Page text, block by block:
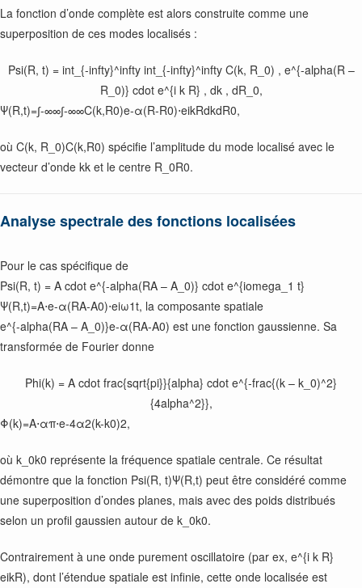
La fonction d’onde complète est alors construite comme une
superposition de ces modes localisés :
Psi(R, t) = int_{-infty}^infty int_{-infty}^infty C(k, R_0) , e^{-alpha(R –
R_0)} cdot e^{i k R} , dk , dR_0,
Ψ(R,t)=∫-∞∞∫-∞∞C(k,R0)e-α(R-R0)⋅eikRdkdR0,
où C(k, R_0)C(k,R0) spécifie l’amplitude du mode localisé avec le
vecteur d’onde kk et le centre R_0R0.
Analyse spectrale des fonctions localisées
Pour le cas spécifique de
Psi(R, t) = A cdot e^{-alpha(RA – A_0)} cdot e^{iomega_1 t}
Ψ(R,t)=A⋅e-α(RA-A0)⋅eiω1t, la composante spatiale
e^{-alpha(RA – A_0)}e-α(RA-A0) est une fonction gaussienne. Sa
transformée de Fourier donne
Phi(k) = A cdot frac{sqrt{pi}}{alpha} cdot e^{-frac{(k – k_0)^2}
{4alpha^2}},
Φ(k)=A⋅απ⋅e-4α2(k-k0)2,
où k_0k0 représente la fréquence spatiale centrale. Ce résultat
démontre que la fonction Psi(R, t)Ψ(R,t) peut être considéré comme
une superposition d’ondes planes, mais avec des poids distribués
selon un profil gaussien autour de k_0k0.
Contrairement à une onde purement oscillatoire (par ex, e^{i k R}
eikR), dont l’étendue spatiale est infinie, cette onde localisée est